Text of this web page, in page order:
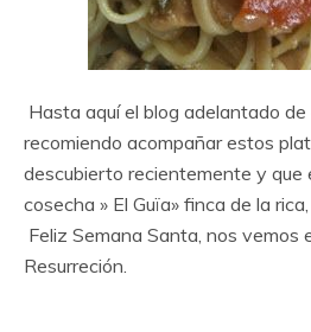
Hasta aquí el blog adelantado
recomiendo acompañar estos
descubierto recientemente y que
cosecha » El Guïa» finca de la
Feliz Semana Santa, nos vemos
Resurreción.